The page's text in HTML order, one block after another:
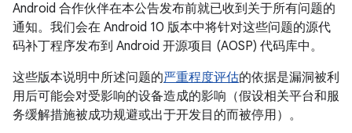
Android 合作伙伴在本公告发布前就已收到关于所有问题的
通知。我们会在 Android 10 版本中将针对这些问题的源代
码补丁程序发布到 Android 开源项目 (AOSP) 代码库中。
这些版本说明中所述问题的严重程度评估的依据是漏洞被利
用后可能会对受影响的设备造成的影响（假设相关平台和服
务缓解措施被成功规避或出于开发目的而被停用）。